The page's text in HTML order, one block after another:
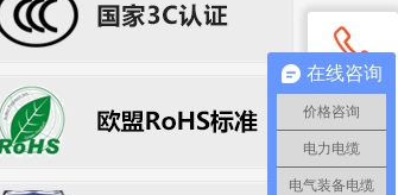
电话咨询
QQ咨询
在线咨询
价格咨询
电力电缆
电气装备电缆